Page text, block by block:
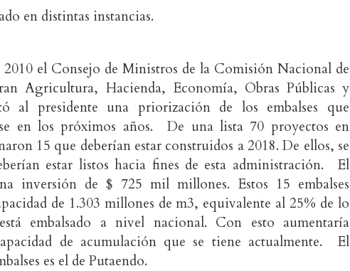
en distintas instancias.
2010 el Consejo de Ministros de la Comisión Nacional de
Agricultura, Hacienda, Economía, Obras Públicas y
al presidente una priorización de los embalses que
en los próximos años. De una lista 70 proyectos en
15 que deberían estar construidos a 2018. De ellos, se
estar listos hacia fines de esta administración. El
inversión de $ 725 mil millones. Estos 15 embalses
de 1.303 millones de m3, equivalente al 25% de lo
embalsado a nivel nacional. Con esto aumentaría
de acumulación que se tiene actualmente. El
es el de Putaendo.